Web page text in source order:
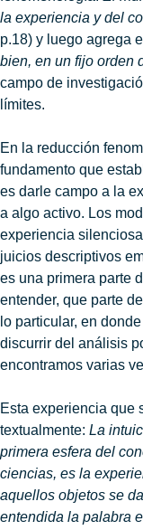
la experiencia y del
p.18) y luego agrega
bien, en un fijo orden
campo de
límites.
En la reducción
fundamento que
es darle campo a la
a algo activo. Los
experiencia
juicios descriptivos
es una primera parte
entender, que parte
lo particular, en
discurrir del análisis
encontramos varias
Esta experiencia que
textualmente: La
primera esfera del
ciencias, es la
aquellos objetos se
entendida la palabra